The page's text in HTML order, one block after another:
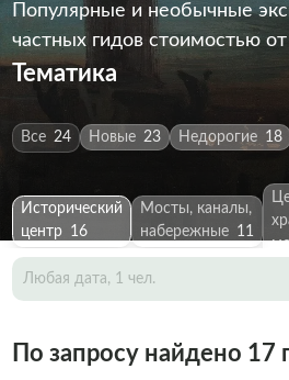
Популярные и необычные
частных гидов стоимостью
Тематика
Все 24 Новые 23 Недорогие 18
Исторический
центр
16
Мосты, каналы,
набережные
11
Любая дата, 1 чел.
По запросу найдено